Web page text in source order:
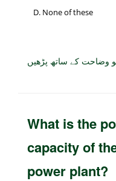
None of these
وضاحت کے ساتھ پڑھیں
What is the
capacity of
power plant?